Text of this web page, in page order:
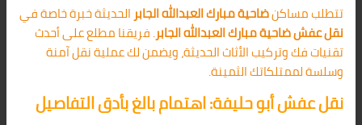
تتطلب مساكنضاحية مبارك العبدالله الجابرالحديثة خبرة خاصة في
نقل عفش ضاحية مبارك العبدالله الجابر. فريقنا مطلع على أحدث
تقنيات فك وتركيب الأثاث الحديثة، ويضمن لك عملية نقل آمنة
وسلسة لممتلكاتك الثمينة.
نقل عفش أبو حليفة: اهتمام بالغ بأدق التفاصيل